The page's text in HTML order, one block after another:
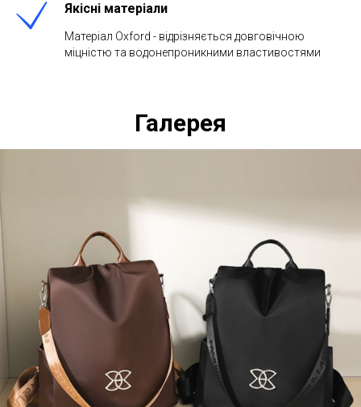
Якісні матеріали
Матеріал Oxford - відрізняється довговічною
міцністю та водонепроникними властивостями
Галерея